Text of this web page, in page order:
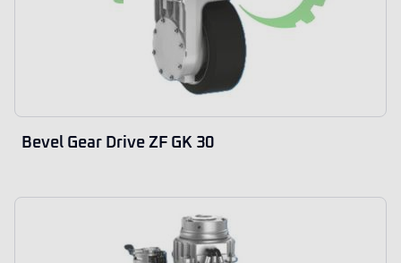
Bevel Gear Drive ZF GK 30